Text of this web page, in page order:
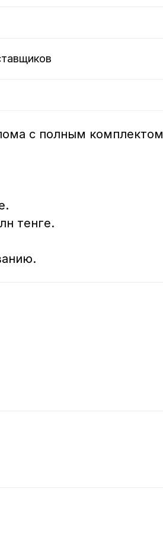
с полным комплектом
тенге.